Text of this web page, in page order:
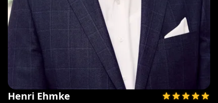
Henri Ehmke